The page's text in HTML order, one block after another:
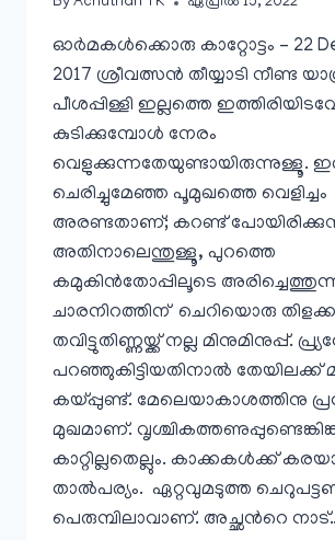
ഓർമകൾക്കൊരു കാറ്റോട്ടം – 22
2017 ശ്രീവത്സൻ തീയ്യാടി നീണ്ട
പീശപ്പിള്ളി ഇല്ലത്തെ
കുടിക്കുമ്പോൾ നേരം
വെളുക്കുന്നതേയുണ്ടായിരുന്നുള്ളൂ.
ചെരിച്ചുമേഞ്ഞ പൂമുഖത്തെ വെളിച്ചം
അരണ്ടതാണ്; കറണ്ട്
അതിനാലെന്തുള്ളൂ, പുറത്തെ
കമുകിൻതോപ്പിലൂടെ
ചാരനിറത്തിന് ചെറിയൊരു
തവിട്ടുതിണ്ണയ്ക്ക് നല്ല മിനുമിനുപ്പ്.
പറഞ്ഞുകിട്ടിയതിനാൽ തേയിലക്ക്
കയ്പ്പുണ്ട്. മേലെയാകാശത്തിനു
മുഖമാണ്.
കാറ്റില്ലതെല്ലും. കാക്കകൾക്ക്
താൽപര്യം. ഏറ്റവുമടുത്ത
പെരുമ്പിലാവാണ്‌. അച്ഛൻറെ